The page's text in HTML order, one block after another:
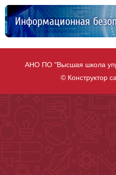
Информационная
АНО ПО "Высшая школа
© Конструктор